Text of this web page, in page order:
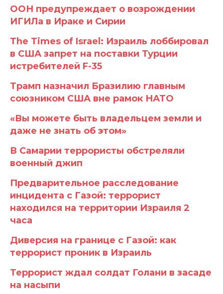
ООН предупреждает о возрождении
ИГИЛа в Ираке и Сирии
The Times of Israel: Израиль лоббировал
в США запрет на поставки Турции
истребителей F-35
Трамп назначил Бразилию главным
союзником США вне рамок НАТО
«Вы можете быть владельцем земли и
даже не знать об этом»
В Самарии террористы обстреляли
военный джип
Предварительное расследование
инцидента с Газой: террорист
находился на территории Израиля 2
часа
Диверсия на границе с Газой: как
террорист проник в Израиль
Террорист ждал солдат Голани в засаде
на насыпи